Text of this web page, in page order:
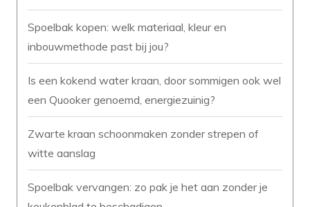
Spoelbak kopen: welk materiaal, kleur en
inbouwmethode past bij jou?
Is een kokend water kraan, door sommigen ook wel
een Quooker genoemd, energiezuinig?
Zwarte kraan schoonmaken zonder strepen of
witte aanslag
Spoelbak vervangen: zo pak je het aan zonder je